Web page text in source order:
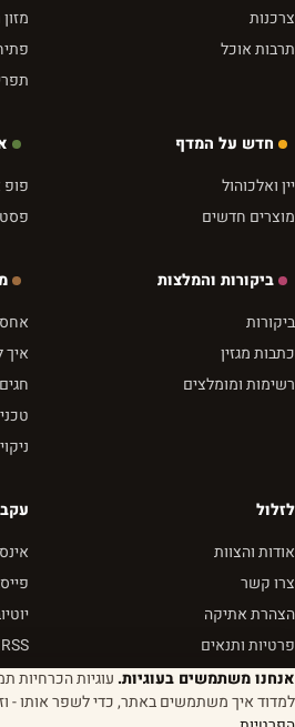
צרכנות
תרבות אוכל
חדש על המדף
יין ואלכוהול
מוצרים חדשים
ביקורות והמלצות
ביקורות
כתבות מגזין
רשימות ומומלצים
איך
לזלול
אודות והצוות
צרו קשר
הצהרת אתיקה
פרטיות ותנאים
RSS
אנחנו משתמשים בעוגיות. עוגיות הכרחיות
למדוד איך משתמשים באתר, כדי לשפר אותו -